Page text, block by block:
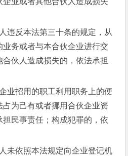
违反本法第三十条的规定，从
务或者与本合伙企业进行交
伙人造成损失的，依法承担
业招用的职工利用职务上的便
为己有或者挪用合伙企业资
民事责任；构成犯罪的，依
未依照本法规定向企业登记机